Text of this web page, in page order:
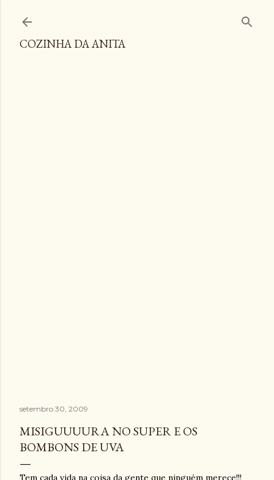
COZINHA DA ANITA
setembro 30, 2009
MISIGUUUURA NO SUPER E OS
BOMBONS DE UVA
Tem cada vida na coisa da gente que ninguém merece!!!